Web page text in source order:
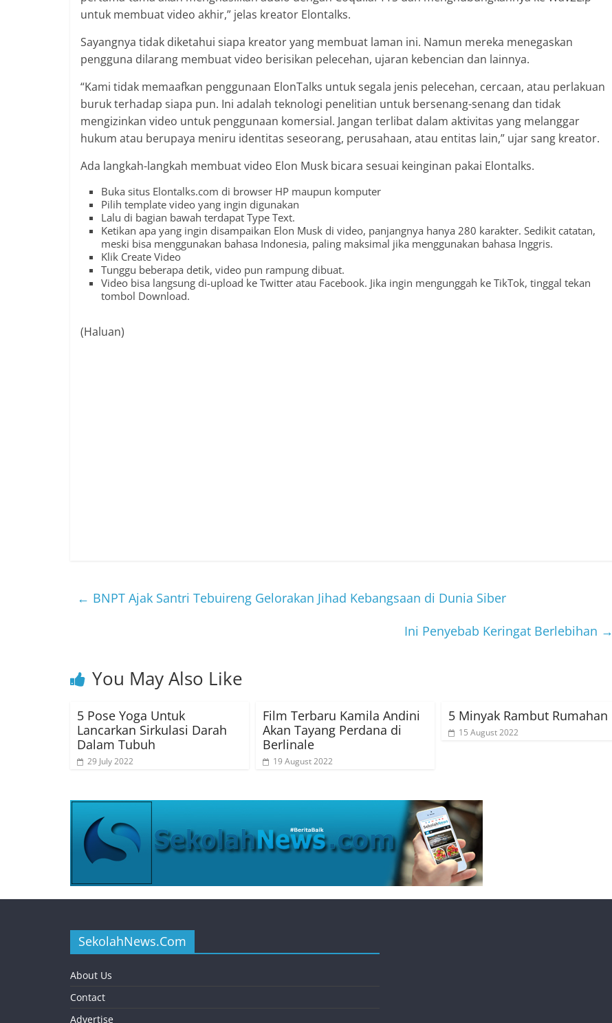
untuk membuat video akhir,” jelas kreator Elontalks.
Sayangnya tidak diketahui siapa kreator yang membuat laman ini. Namun mereka menegaskan
pengguna dilarang membuat video berisikan pelecehan, ujaran kebencian dan lainnya.
“Kami tidak memaafkan penggunaan ElonTalks untuk segala jenis pelecehan, cercaan, atau perlakuan
buruk terhadap siapa pun. Ini adalah teknologi penelitian untuk bersenang-senang dan tidak
mengizinkan video untuk penggunaan komersial. Jangan terlibat dalam aktivitas yang melanggar
hukum atau berupaya meniru identitas seseorang, perusahaan, atau entitas lain,” ujar sang kreator.
Ada langkah-langkah membuat video Elon Musk bicara sesuai keinginan pakai Elontalks.
Buka situs Elontalks.com di browser HP maupun komputer
Pilih template video yang ingin digunakan
Lalu di bagian bawah terdapat Type Text.
Ketikan apa yang ingin disampaikan Elon Musk di video, panjangnya hanya 280 karakter. Sedikit catatan,
meski bisa menggunakan bahasa Indonesia, paling maksimal jika menggunakan bahasa Inggris.
Klik Create Video
Tunggu beberapa detik, video pun rampung dibuat.
Video bisa langsung di-upload ke Twitter atau Facebook. Jika ingin mengunggah ke TikTok, tinggal tekan
tombol Download.
(Haluan)
← BNPT Ajak Santri Tebuireng Gelorakan Jihad Kebangsaan di Dunia Siber
Ini Penyebab Keringat Berlebihan →
You May Also Like
5 Pose Yoga Untuk
Lancarkan Sirkulasi Darah
Dalam Tubuh
29 July 2022
Film Terbaru Kamila Andini
Akan Tayang Perdana di
Berlinale
19 August 2022
5 Minyak Rambut Rumahan
15 August 2022
SekolahNews.Com
About Us
Contact
Advertise